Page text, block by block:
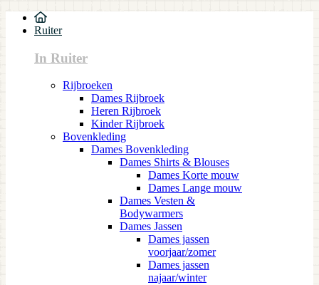
Ruiter
In Ruiter
Rijbroeken
Dames Rijbroek
Heren Rijbroek
Kinder Rijbroek
Bovenkleding
Dames Bovenkleding
Dames Shirts & Blouses
Dames Korte mouw
Dames Lange mouw
Dames Vesten &
Bodywarmers
Dames Jassen
Dames jassen
voorjaar/zomer
Dames jassen
najaar/winter